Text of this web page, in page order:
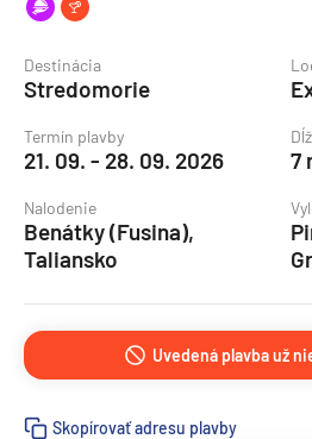
Destinácia
Stredomorie
Termín plavby
21. 09. - 28. 09. 2026 7
Nalodenie
Benátky (Fusina),
Taliansko
Uvedená plavba už
Skopírovať adresu plavby